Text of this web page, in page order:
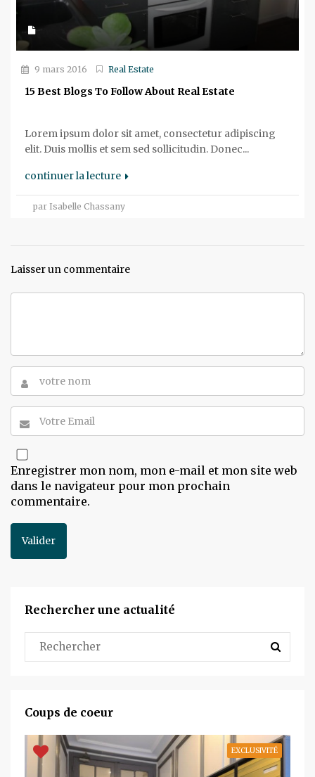
9 mars 2016 Real Estate
15 Best Blogs To Follow About Real Estate
Lorem ipsum dolor sit amet, consectetur adipiscing
elit. Duis mollis et sem sed sollicitudin. Donec...
continuer la lecture
par Isabelle Chassany
Laisser un commentaire
Enregistrer mon nom, mon e-mail et mon site web
dans le navigateur pour mon prochain
commentaire.
Rechercher une actualité
Coups de coeur
EXCLUSIVITÉ